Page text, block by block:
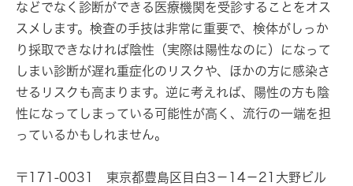
などでなく 診断ができる医療機関を受診する ことをオス
スメします。 検査の手技は非常に重要で、検体がしっか
り採取できなければ陰性（実際は陽性なのに）になって
しまい診断が遅れ重症化のリスクや、ほかの方に感染さ
せるリスクも高まります。 逆に考えれば、陽性の方も陰
性になってしまっている可能性が高く、流行の一端を担
っているかもしれません。
〒171-0031 東京都豊島区目白3－14－21大野ビル